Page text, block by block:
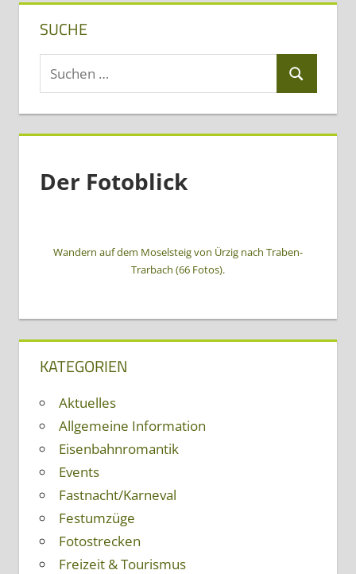
SUCHE
Suchen
nach:
Suchen
Der Fotoblick
Wandern auf dem Moselsteig von Ürzig nach Traben-
Trarbach (66 Fotos).
KATEGORIEN
Aktuelles
Allgemeine Information
Eisenbahnromantik
Events
Fastnacht/Karneval
Festumzüge
Fotostrecken
Freizeit & Tourismus